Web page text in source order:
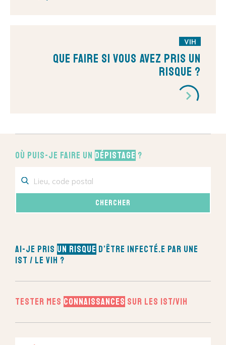
Où puis-je faire un dépistage ?
Ai-je pris un risque d’être infecté.e par une
IST / le VIH ?
Tester mes connaissances sur les IST/VIH
VIH
Que faire si vous avez pris un
risque ?